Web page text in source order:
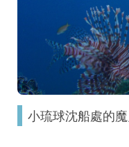
小琉球沈船處的魔